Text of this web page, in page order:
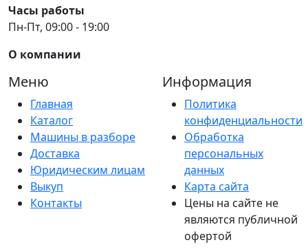
Часы работы
Пн-Пт, 09:00 - 19:00
О компании
Меню
Главная
Каталог
Машины в разборе
Доставка
Юридическим лицам
Выкуп
Контакты
Информация
Политика
конфиденциальности
Обработка
персональных
данных
Карта сайта
Цены на сайте не
являются публичной
офертой